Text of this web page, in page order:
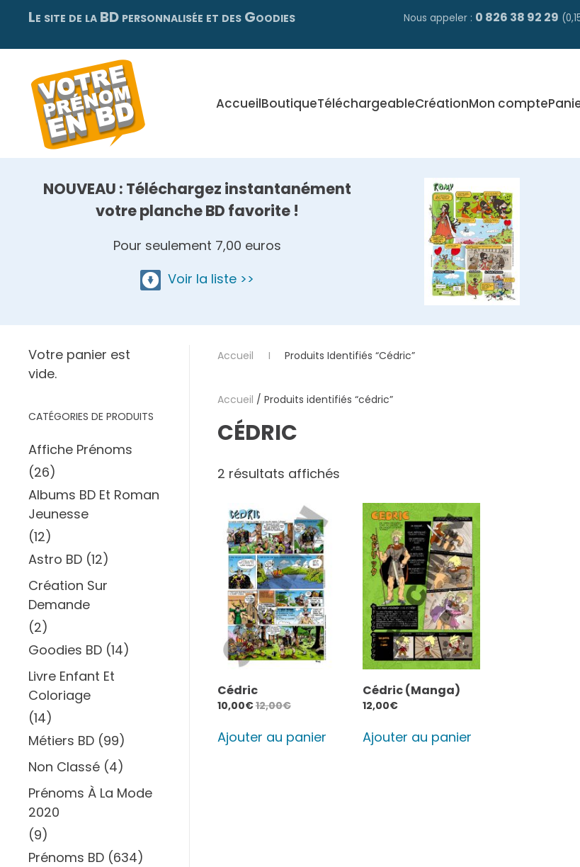
Skip
main
content
Le site de la BD personnalisée et des Goodies Nous appeler : 0 826 38 92 29
AccueilBoutiqueTéléchargeableCréationMon compte
NOUVEAU : Téléchargez instantanément
votre planche BD favorite !
Pour seulement 7,00 euros
Voir la liste >>
Accueil Produits Identifiés “cédric”
Accueil / Produits identifiés “cédric”
CÉDRIC
2 résultats affichés
Cédric
10,00€12,00€
Ajouter au panier
Cédric (Manga)
12,00€
Ajouter au panier
Votre panier est
vide.
CATÉGORIES DE PRODUITS
Affiche Prénoms
(26)
Albums BD Et Roman
Jeunesse
(12)
Astro BD (12)
Création Sur
Demande
(2)
Goodies BD (14)
Livre Enfant Et
Coloriage
(14)
Métiers BD (99)
Non Classé (4)
Prénoms À La Mode
2020
(9)
Prénoms BD (634)